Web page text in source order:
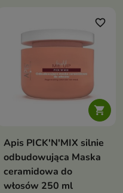

favorite_border
Apis PICK'N'MIX silnie
odbudowująca Maska
ceramidowa do
włosów 250 ml